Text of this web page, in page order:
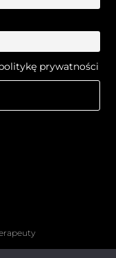
prywatności